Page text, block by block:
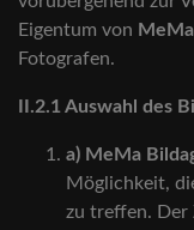
Eigentum von
Fotografen.
II.2.1 Auswahl des
a) MeMa
Möglichkeit,
zu treffen. Der